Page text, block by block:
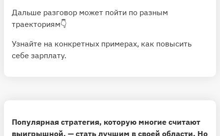
Дальше разговор может пойти по разным
траекториям👇
Узнайте на конкретных примерах, как повысить
себе зарплату.
Популярная стратегия, которую многие считают
выигрышной, — стать лучшим в своей области. Но